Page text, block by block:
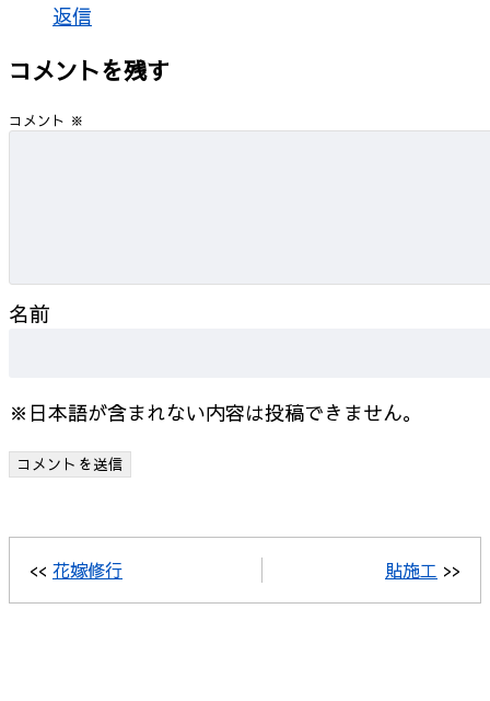
返信
コメントを残す
コメント ※
名前
※日本語が含まれない内容は投稿できません。
<< 花嫁修行 貼施工 >>